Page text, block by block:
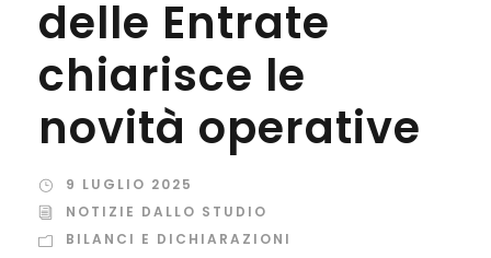
delle Entrate
chiarisce le
novità operative
9 LUGLIO 2025
NOTIZIE DALLO STUDIO
BILANCI E DICHIARAZIONI